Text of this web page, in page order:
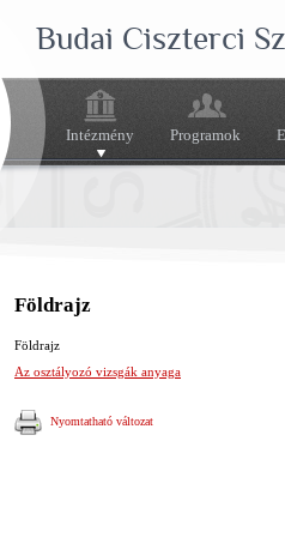
Budai Ciszterci
Intézmény Programok
Földrajz
Földrajz
Az osztályozó vizsgák anyaga
Nyomtatható változat